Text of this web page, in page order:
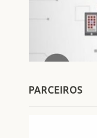
PARCEIROS